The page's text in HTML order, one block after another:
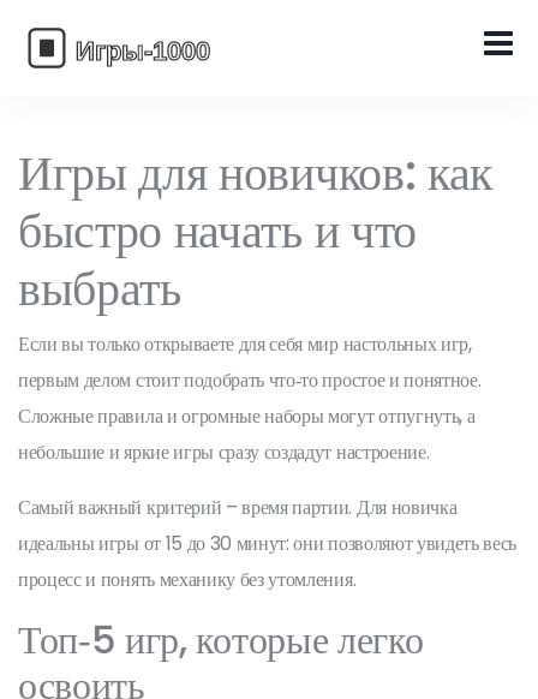
Игры для новичков: как
быстро начать и что
выбрать
Если вы только открываете для себя мир настольных игр,
первым делом стоит подобрать что‑то простое и понятное.
Сложные правила и огромные наборы могут отпугнуть, а
небольшие и яркие игры сразу создадут настроение.
Самый важный критерий – время партии. Для новичка
идеальны игры от 15 до 30 минут: они позволяют увидеть весь
процесс и понять механику без утомления.
Топ‑5 игр, которые легко
освоить